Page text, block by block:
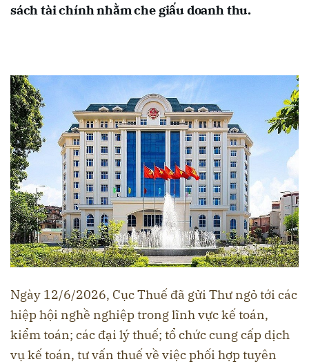
sách tài chính nhằm che giấu doanh thu.
Ngày 12/6/2026, Cục Thuế đã gửi Thư ngỏ tới các
hiệp hội nghề nghiệp trong lĩnh vực kế toán,
kiểm toán; các đại lý thuế; tổ chức cung cấp dịch
vụ kế toán, tư vấn thuế về việc phối hợp tuyên